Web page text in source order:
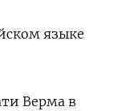
языке
Верма в